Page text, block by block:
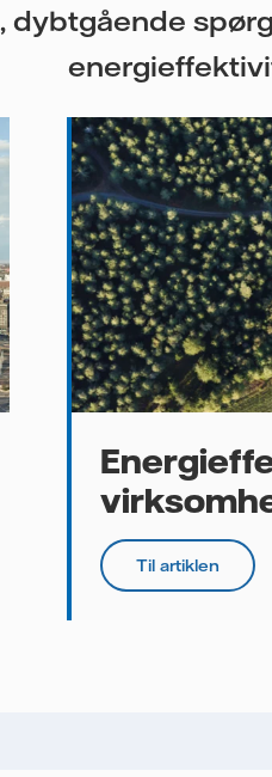
dybtgående
Til artiklen